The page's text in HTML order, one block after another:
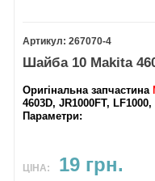
267070-4
Шайба 10 Makita
Оригінальна запчастина
4603D, JR1000FT,
Параметри:
ЦІНА: 19 грн.